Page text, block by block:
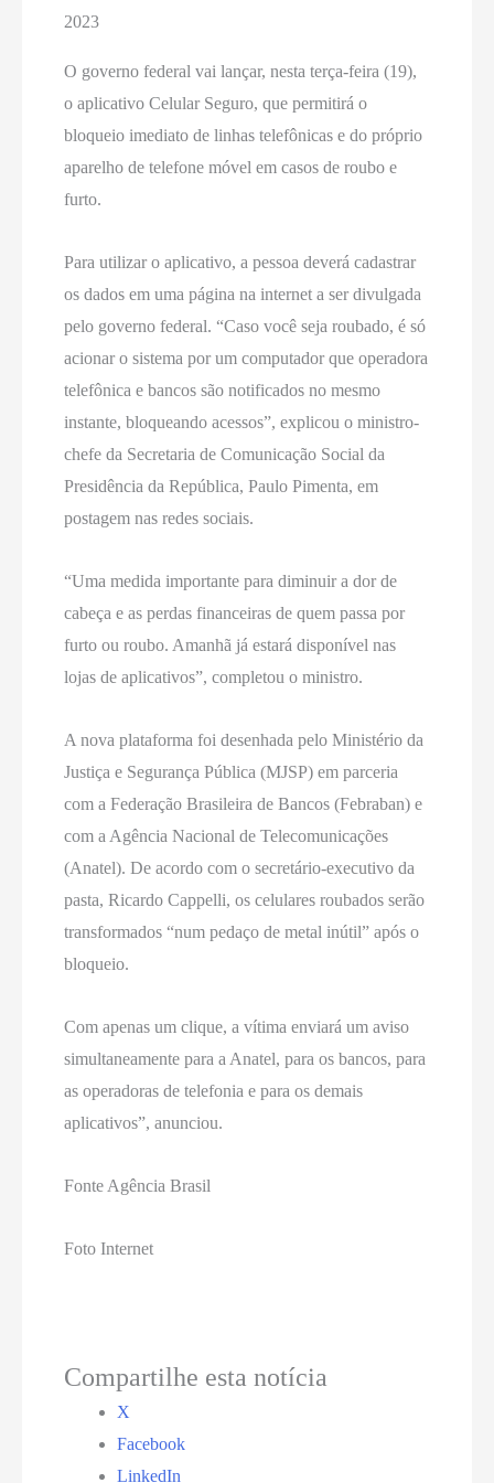
2023
O governo federal vai lançar, nesta terça-feira (19),
o aplicativo Celular Seguro, que permitirá o
bloqueio imediato de linhas telefônicas e do próprio
aparelho de telefone móvel em casos de roubo e
furto.
Para utilizar o aplicativo, a pessoa deverá cadastrar
os dados em uma página na internet a ser divulgada
pelo governo federal. “Caso você seja roubado, é só
acionar o sistema por um computador que operadora
telefônica e bancos são notificados no mesmo
instante, bloqueando acessos”, explicou o ministro-
chefe da Secretaria de Comunicação Social da
Presidência da República, Paulo Pimenta, em
postagem nas redes sociais.
“Uma medida importante para diminuir a dor de
cabeça e as perdas financeiras de quem passa por
furto ou roubo. Amanhã já estará disponível nas
lojas de aplicativos”, completou o ministro.
A nova plataforma foi desenhada pelo Ministério da
Justiça e Segurança Pública (MJSP) em parceria
com a Federação Brasileira de Bancos (Febraban) e
com a Agência Nacional de Telecomunicações
(Anatel). De acordo com o secretário-executivo da
pasta, Ricardo Cappelli, os celulares roubados serão
transformados “num pedaço de metal inútil” após o
bloqueio.
Com apenas um clique, a vítima enviará um aviso
simultaneamente para a Anatel, para os bancos, para
as operadoras de telefonia e para os demais
aplicativos”, anunciou.
Fonte Agência Brasil
Foto Internet
Compartilhe esta notícia
X
Facebook
LinkedIn